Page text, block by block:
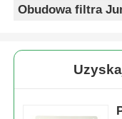
Obudowa filtra